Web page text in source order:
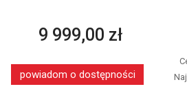
9 999,00 zł
powiadom o dostępności